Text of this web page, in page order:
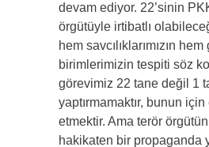
devam ediyor. 22’sinin
örgütüyle irtibatlı
hem savcılıklarımızın
birimlerimizin tespiti söz
görevimiz 22 tane değil 1
yaptırmamaktır, bunun
etmektir. Ama terör
hakikaten bir propaganda